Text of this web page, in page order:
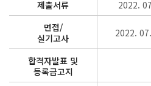
제출서류
2022.
면접/
실기고사
2022.
합격자발표 및
등록금고지